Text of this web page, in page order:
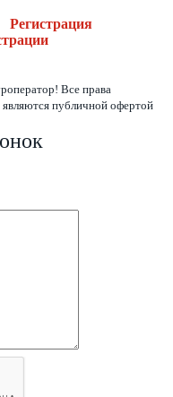
Регистрация
Все права
публичной офертой